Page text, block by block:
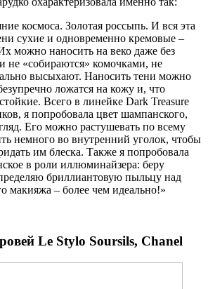
космоса. Золотая россыпь. И вся эта
сухие и одновременно кремовые –
можно наносить на веко даже без
не «собираются» комочками, не
высыхают. Наносить тени можно
ложатся на кожу и, что
Всего в линейке Dark Treasure
я попробовала цвет шампанского,
Его можно растушевать по всему
немного во внутренний уголок, чтобы
им блеска. Также я попробовала
в роли иллюминайзера: беру
бриллиантовую пыльцу над
макияжа – более чем идеально!»
Le Stylo Soursils, Chanel